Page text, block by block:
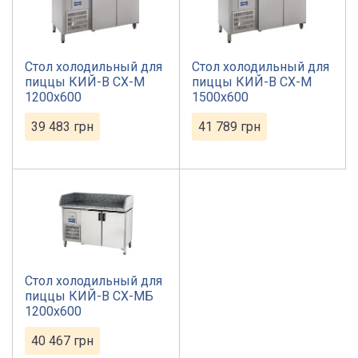
Стол холодильный для
пиццы КИЙ-В СХ-М
1200х600
39 483 грн
Стол холодильный для
пиццы КИЙ-В СХ-М
1500х600
41 789 грн
Стол холодильный для
пиццы КИЙ-В СХ-МБ
1200х600
40 467 грн